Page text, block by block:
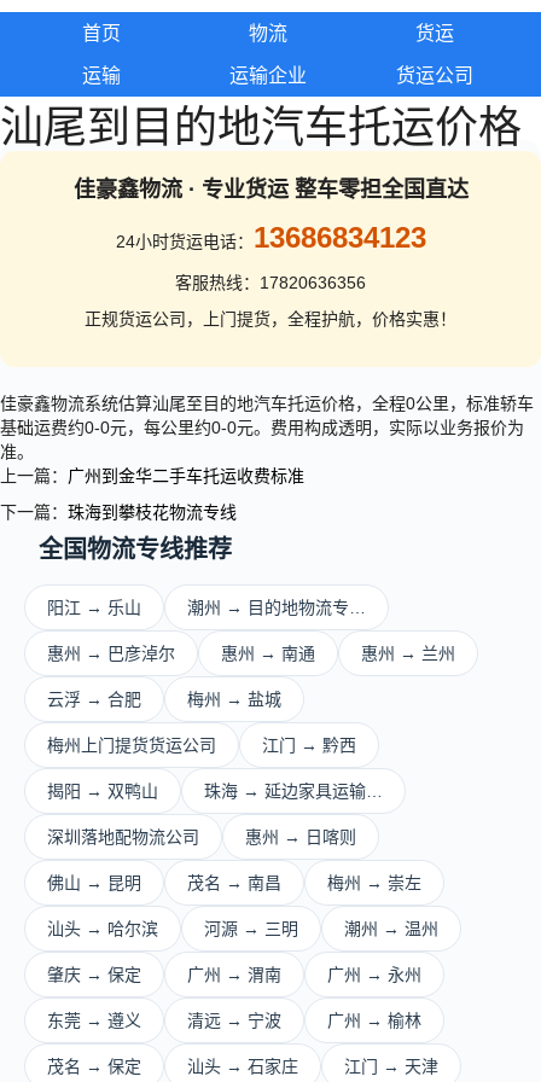
首页 物流 货运
运输 运输企业 货运公司
汕尾到目的地汽车托运价格
佳豪鑫物流 · 专业货运 整车零担全国直达
24小时货运电话： 13686834123
客服热线：17820636356
正规货运公司，上门提货，全程护航，价格实惠！
佳豪鑫物流系统估算汕尾至目的地汽车托运价格，全程0公里，标准轿车
基础运费约0-0元，每公里约0-0元。费用构成透明，实际以业务报价为
准。
上一篇： 广州到金华二手车托运收费标准
下一篇： 珠海到攀枝花物流专线
全国物流专线推荐
阳江 → 乐山 潮州 → 目的地物流专…
惠州 → 巴彦淖尔 惠州 → 南通 惠州 → 兰州
云浮 → 合肥 梅州 → 盐城
梅州上门提货货运公司 江门 → 黔西
揭阳 → 双鸭山 珠海 → 延边家具运输…
深圳落地配物流公司 惠州 → 日喀则
佛山 → 昆明 茂名 → 南昌 梅州 → 崇左
汕头 → 哈尔滨 河源 → 三明 潮州 → 温州
肇庆 → 保定 广州 → 渭南 广州 → 永州
东莞 → 遵义 清远 → 宁波 广州 → 榆林
茂名 → 保定 汕头 → 石家庄 江门 → 天津